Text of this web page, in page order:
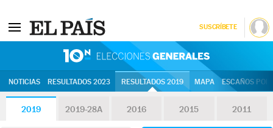
SUSCRÍBETE
NOTICIAS RESULTADOS 2023 RESULTADOS 2019 MAPA ESCAÑOS
2019 2019-28A 2016 2015 2011